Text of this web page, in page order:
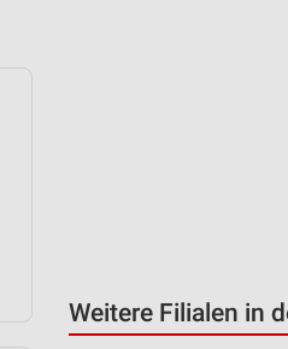
Weitere Filialen in